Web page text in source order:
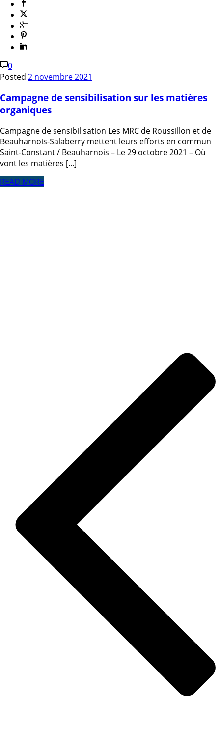
0
Posted 2 novembre 2021
Campagne de sensibilisation sur les matières
organiques
Campagne de sensibilisation Les MRC de Roussillon et de
Beauharnois-Salaberry mettent leurs efforts en commun
Saint-Constant / Beauharnois – Le 29 octobre 2021 – Où
vont les matières [...]
READ MORE